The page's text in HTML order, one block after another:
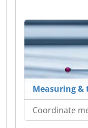
Measuring
Coordinate